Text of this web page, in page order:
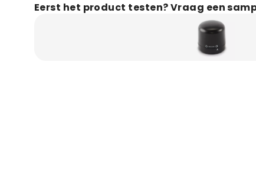
Eerst het product testen? Vraag een